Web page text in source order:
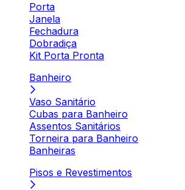
Porta
Janela
Fechadura
Dobradiça
Kit Porta Pronta
Banheiro
Vaso Sanitário
Cubas para Banheiro
Assentos Sanitários
Torneira para Banheiro
Banheiras
Pisos e Revestimentos